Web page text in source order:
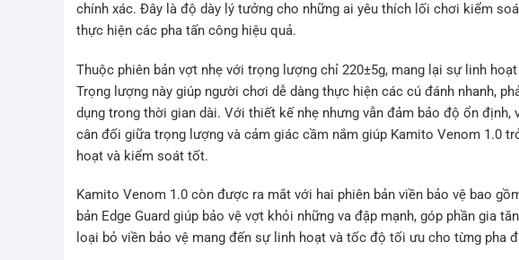
chính xác. Đây là độ dày lý tưởng cho những ai yêu thích lối chơi kiểm
thực hiện các pha tấn công hiệu quả.
Thuộc phiên bản vợt nhẹ với trọng lượng chỉ 220±5g, mang lại sự linh
Trọng lượng này giúp người chơi dễ dàng thực hiện các cú đánh nhanh,
dụng trong thời gian dài. Với thiết kế nhẹ nhưng vẫn đảm bảo độ ổn
cân đối giữa trọng lượng và cảm giác cầm nắm giúp Kamito Venom 1.0
hoạt và kiểm soát tốt.
Kamito Venom 1.0 còn được ra mắt với hai phiên bản viền bảo vệ bao
bản Edge Guard giúp bảo vệ vợt khỏi những va đập mạnh, góp phần gia
loại bỏ viền bảo vệ mang đến sự linh hoạt và tốc độ tối ưu cho từng pha